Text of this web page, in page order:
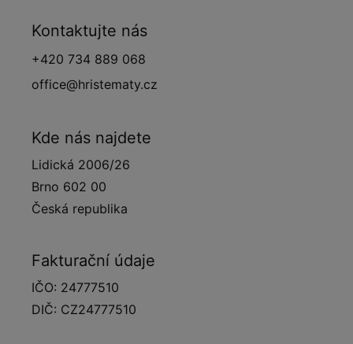
Kontaktujte nás
+420 734 889 068
office@hristematy.cz
Kde nás najdete
Lidická 2006/26
Brno 602 00
Česká republika
Fakturační údaje
IČO: 24777510
DIČ: CZ24777510